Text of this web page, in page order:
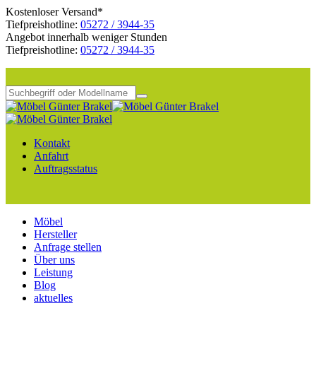
Kostenloser Versand*
Tiefpreishotline: 05272 / 3944-35
Angebot innerhalb weniger Stunden
Tiefpreishotline: 05272 / 3944-35
Kontakt
Anfahrt
Auftragsstatus
Möbel
Hersteller
Anfrage stellen
Über uns
Leistung
Blog
aktuelles